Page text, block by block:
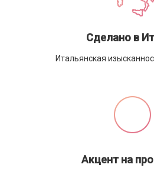
Сделано в
Итальянская
Акцент на